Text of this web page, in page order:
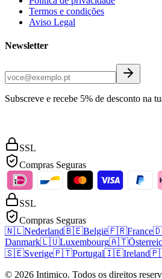
Termos e condições
Aviso Legal
Newsletter
Subscreve e recebe 5% de desconto na
SSL
Compras Seguras
SSL
Compras Seguras
🇳🇱Nederland🇧🇪België🇫🇷France
Danmark🇱🇺Luxembourg🇦🇹
🇸🇪Sverige🇵🇹Portugal🇮🇪Ireland
© 2026 Intimico. Todos os direitos